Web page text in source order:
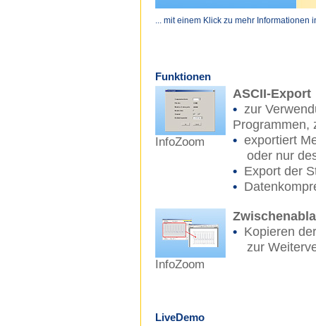
... mit einem Klick zu mehr Informationen
Funktionen
InfoZoom
ASCII-Export
• zur
Programmen,
• exportiert
oder nur
• Export der
•
InfoZoom
• Kopieren
zur
LiveDemo